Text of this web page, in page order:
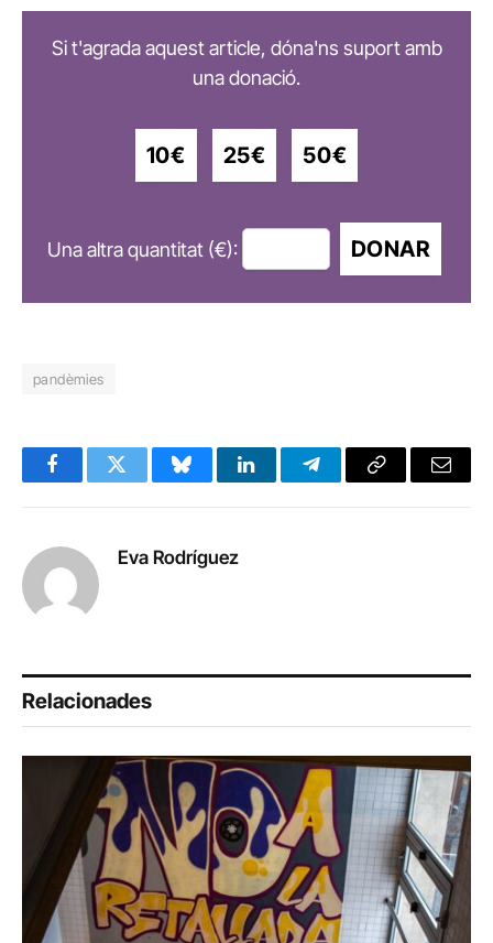
Si t'agrada aquest article, dóna'ns suport amb
una donació.
10€ 25€ 50€
Una altra quantitat (€): DONAR
pandèmies
FacebookTwitter BlueskyLinkedInTelegramCopy
Email
Eva Rodríguez
Relacionades